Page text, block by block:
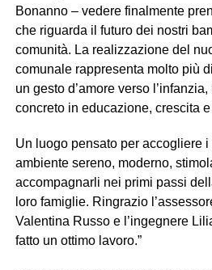
Bonanno – vedere finalmente
che riguarda il futuro dei nostri
comunità. La realizzazione del
comunale rappresenta molto più
un gesto d’amore verso
concreto in educazione, crescita
Un luogo pensato per accogliere
ambiente sereno, moderno,
accompagnarli nei primi passi
loro famiglie. Ringrazio
Valentina Russo e l’ingegnere
fatto un ottimo lavoro.”